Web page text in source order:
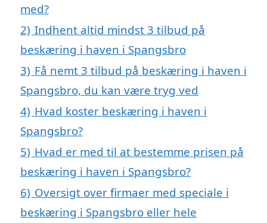
med?
2) Indhent altid mindst 3 tilbud på
beskæring i haven i Spangsbro
3) Få nemt 3 tilbud på beskæring i haven i
Spangsbro, du kan være tryg ved
4) Hvad koster beskæring i haven i
Spangsbro?
5) Hvad er med til at bestemme prisen på
beskæring i haven i Spangsbro?
6) Oversigt over firmaer med speciale i
beskæring i Spangsbro eller hele